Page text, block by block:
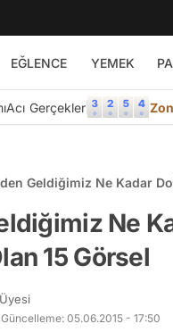
EĞLENCE YEMEK
Acı Gerçekler
Geldiğimiz Ne Kadar
Ne
15 Görsel
05.06.2015 - 17:50